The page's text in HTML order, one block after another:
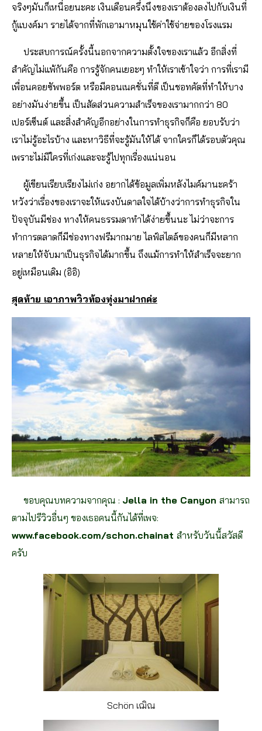
จริงๆมันก็เหนื่อยนะคะ เงินเดือนครึ่งนึงของเราต้องลงไปกับเงินที่
กู้แบงค์มา รายได้จากที่พักเอามาหมุนใช้ค่าใช้จ่ายของโรงแรม
ประสบการณ์ครั้งนี้นอกจากความตั้งใจของเราแล้ว อีกสิ่งที่
สำคัญไม่แพ้กันคือ การรู้จักคนเยอะๆ ทำให้เราเข้าใจว่า การที่เรามี
เพื่อนคอยซัพพอร์ต หรือมีคอนเนคชั่นที่ดี เป็นชอทคัตที่ทำให้บาง
อย่างมันง่ายขึ้น เป็นสัดส่วนความสำเร็จของเรามากกว่า 80
เปอร์เซ็นต์ และสิ่งสำคัญอีกอย่างในการทำธุรกิจก็คือ ยอบรับว่า
เราไม่รู้อะไรบ้าง และหาวิธีที่จะรู้มันให้ได้ จากใครก็ได้รอบตัวคุณ
เพราะไม่มีใครที่เก่งและจะรู้ไปทุกเรื่องแน่นอน
ผู้เขียนเรียบเรียงไม่เก่ง อยากได้ข้อมูลเพิ่มหลังไมค์มานะคร้า
หวังว่าเรื่องของเราจะให้แรงบันดาลใจได้บ้างว่าการทำธุรกิจใน
ปัจจุบันมีช่อง ทางให้คนธรรมดาทำได้ง่ายขึ้นนะ ไม่ว่าจะการ
ทำการตลาดก็มีช่องทางฟรีมากมาย ไลฟ์สไตล์ของคนก็มีหลาก
หลายให้จับมาเป็นธุรกิจได้มากขึ้น ถึงแม้การทำให้สำเร็จจะยาก
อยู่เหมือนเดิม (อิอิ)
สุดท้าย เอาภาพวิวท้องทุ่งมาฝากค่ะ
ขอบคุณบทความจากคุณ : Jella in the Canyon สามารถ
ตามไปรีวิวอื่นๆ ของเธอคนนี้กันได้ที่เพจ:
www.facebook.com/schon.chainat สำหรับวันนี้สวัสดี
ครับ
Schön เฌิณ